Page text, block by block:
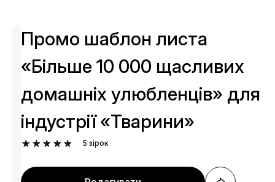
Промо шаблон листа
«Більше 10 000 щасливих
домашніх улюбленців» для
індустрії «Тварини»
5 зірок